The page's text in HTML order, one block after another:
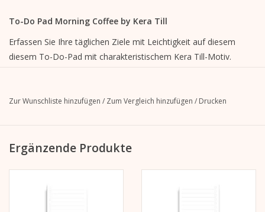
To-Do Pad Morning Coffee by Kera Till
Erfassen Sie Ihre täglichen Ziele mit Leichtigkeit auf diesem
diesem To-Do-Pad mit charakteristischem Kera Till-Motiv.
100 Blatt
mit verstärkter Rückpappe (grau, ca. 1 mm stark, unbedruckt)
Zur Wunschliste hinzufügen / Zum Vergleich hinzufügen / Drucken
Ergänzende Produkte